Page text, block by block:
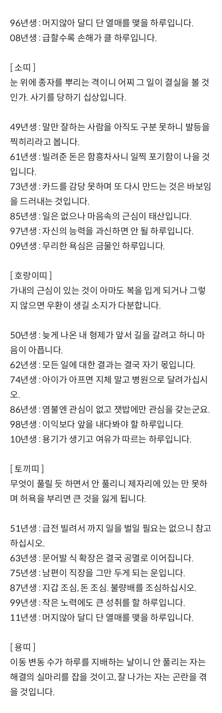
96년생 : 머지않아 달디 단 열매를 맺을 하루입니다.
08년생 : 급할수록 손해가 클 하루입니다.
[ 소띠 ]
눈 위에 종자를 뿌리는 격이니 어찌 그 일이 결실을 볼 것
인가. 사기를 당하기 십상입니다.
49년생 : 말만 잘하는 사람을 아직도 구분 못하니 발등을
찍히리라고 봅니다.
61년생 : 빌려준 돈은 함흥차사니 일찍 포기함이 나을 것
입니다.
73년생 : 카드를 감당 못하며 또 다시 만드는 것은 바보임
을 드러내는 것입니다.
85년생 : 일은 없으나 마음속의 근심이 태산입니다.
97년생 : 자신의 능력을 과신하면 안 될 하루입니다.
09년생 : 무리한 욕심은 금물인 하루입니다.
[ 호랑이띠 ]
가내의 근심이 있는 것이 아마도 복을 입게 되거나 그렇
지 않으면 우환이 생길 소지가 다분합니다.
50년생 : 늦게 나온 내 형제가 앞서 길을 갈려고 하니 마
음이 아픕니다.
62년생 : 모든 일에 대한 결과는 결국 자기 몫입니다.
74년생 : 아이가 아프면 지체 말고 병원으로 달려가십시
오.
86년생 : 염불엔 관심이 없고 잿밥에만 관심을 갖는군요.
98년생 : 이익보다 앞을 내다봐야 할 하루입니다.
10년생 : 용기가 생기고 여유가 따르는 하루입니다.
[ 토끼띠 ]
무엇이 풀릴 듯 하면서 안 풀리니 제자리에 있는 만 못하
며 허욕을 부리면 큰 것을 잃게 됩니다.
51년생 : 급전 빌려서 까지 일을 벌일 필요는 없으니 참고
하십시오.
63년생 : 문어발 식 확장은 결국 공멸로 이어집니다.
75년생 : 남편이 직장을 그만 두게 되는 운입니다.
87년생 : 지갑 조심, 돈 조심. 불량배를 조심하십시오.
99년생 : 작은 노력에도 큰 성취를 할 하루입니다.
11년생 : 머지않아 달디 단 열매를 맺을 하루입니다.
[ 용띠 ]
이동 변동 수가 하루를 지배하는 날이니 안 풀리는 자는
해결의 실마리를 잡을 것이고, 잘 나가는 자는 곤란을 겪
을 것입니다.